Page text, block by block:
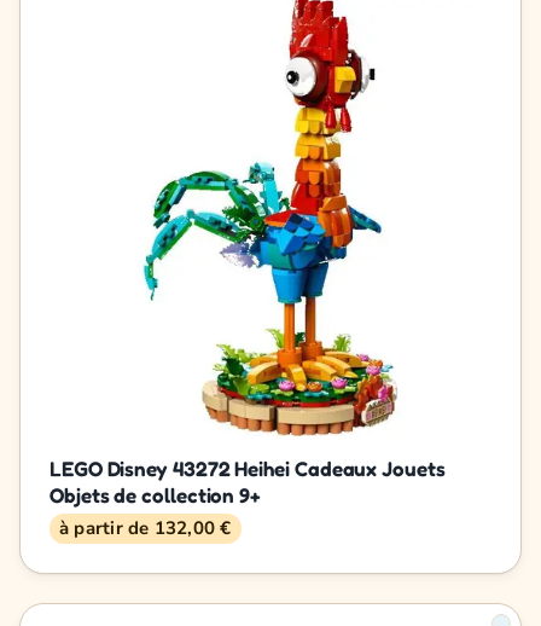
LEGO Disney 43272 Heihei Cadeaux Jouets
Objets de collection 9+
à partir de 132,00 €